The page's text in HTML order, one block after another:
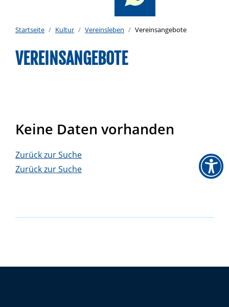
Startseite Kultur Vereinsleben Vereinsangebote
VEREINSANGEBOTE
Keine Daten vorhanden
Zurück zur Suche
Zurück zur Suche